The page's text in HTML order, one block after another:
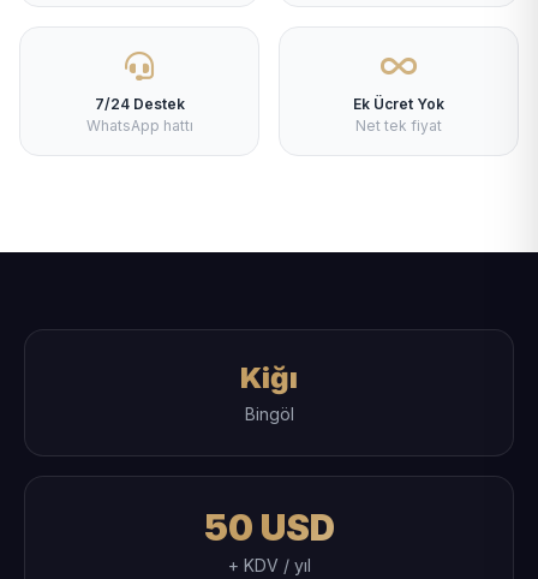
7/24 Destek
WhatsApp hattı
Ek Ücret Yok
Net tek fiyat
Kiğı
Bingöl
50 USD
+ KDV / yıl